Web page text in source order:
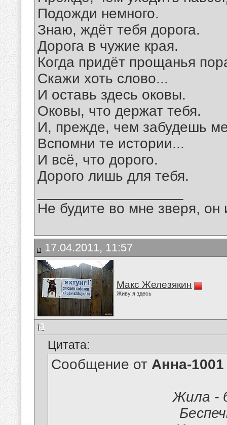
Подожди немного.
Знаю, ждёт тебя дорога.
Дорога в чужие края.
Когда придёт прощанья
Скажи хоть слово...
И оставь здесь оковы.
Оковы, что держат тебя.
И, прежде, чем забудешь
Вспомни те истории...
И всё, что дорого.
Дорого лишь для тебя.
Не будите во мне зверя, он
17.04.2011, 11:57
Макс Железякин
Живу я здесь
Цитата:
Сообщение от Анна-1001
Жила -